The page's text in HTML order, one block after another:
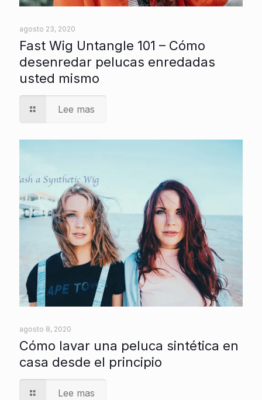
agosto 23, 2020
Fast Wig Untangle 101 – Cómo
desenredar pelucas enredadas
usted mismo
Lee mas
agosto 8, 2020
Cómo lavar una peluca sintética en
casa desde el principio
Lee mas